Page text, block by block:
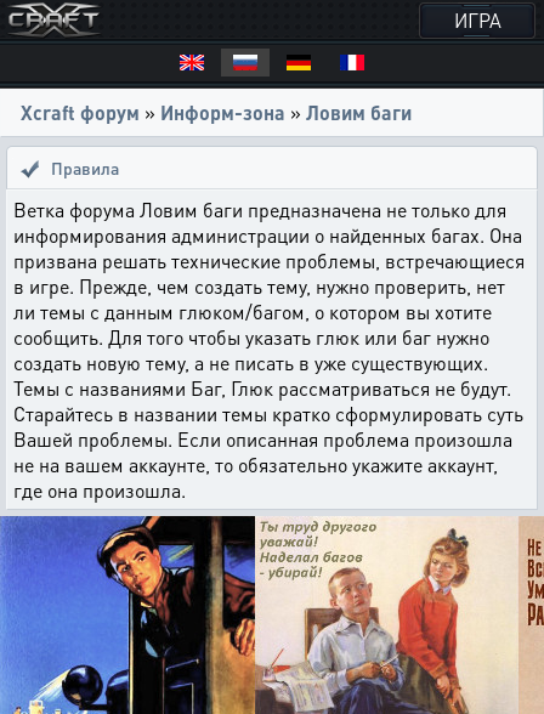
ИГРА
Xcraft форум » Информ-зона » Ловим баги
Правила
Ветка форума Ловим баги предназначена не только для
информирования администрации о найденных багах. Она
призвана решать технические проблемы, встречающиеся
в игре. Прежде, чем создать тему, нужно проверить, нет
ли темы с данным глюком/багом, о котором вы хотите
сообщить. Для того чтобы указать глюк или баг нужно
создать новую тему, а не писать в уже существующих.
Темы с названиями Баг, Глюк рассматриваться не будут.
Старайтесь в названии темы кратко сформулировать суть
Вашей проблемы. Если описанная проблема произошла
не на вашем аккаунте, то обязательно укажите аккаунт,
где она произошла.